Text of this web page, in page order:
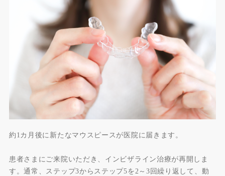
約1カ月後に新たなマウスピースが医院に届きます。
患者さまにご来院いただき、インビザライン治療が再開しま
す。通常、ステップ3からステップ5を2～3回繰り返して、動